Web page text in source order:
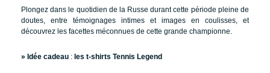
Plongez dans le quotidien de la Russe durant cette période pleine de
doutes, entre témoignages intimes et images en coulisses, et
découvrez les facettes méconnues de cette grande championne.
» Idée cadeau : les t-shirts Tennis Legend